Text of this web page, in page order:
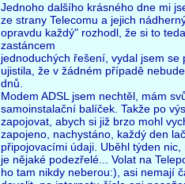
Jednoho dalšího krásného dne mi
ze strany Telecomu a jejich
opravdu každý" rozhodl, že si to
zastáncem
jednoduchých řešení, vydal jsem
ujistila, že v žádném případě
dnů.
Modem ADSL jsem nechtěl, mám
samoinstalační balíček. Takže po
zapojovat, abych si již brzo mohl
zapojeno, nachystáno, každý den
připojovacími údaji. Uběhl týden
je nějaké podezřelé... Volat na
ho tam nikdy neberou:), asi nemají